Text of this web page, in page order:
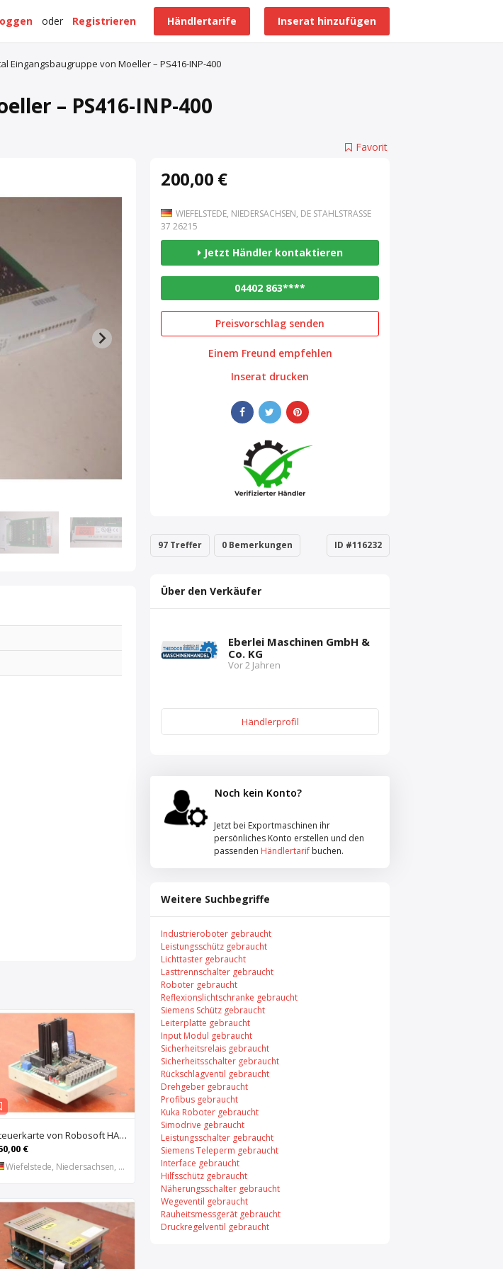
Inserat hinzufügen
Händlertarife
Registrieren
oder
Eingangsbaugruppe von Moeller – PS416-INP-400
– PS416-INP-400
Steuerkarte von Robosoft HACO – HACC 013 PPES 30135
€
Wiefelstede, Niedersachsen, DE
Favorit
200,00 €
WIEFELSTEDE, NIEDERSACHSEN, DE STAHLSTRASSE 3
7 26215
Jetzt Händler kontaktieren
04402 863****
Preisvorschlag senden
Einem Freund empfehlen
Inserat drucken
97 Treffer 0 Bemerkungen ID #116232
Über den Verkäufer
Eberlei Maschinen GmbH &
Co. KG
Vor 2 Jahren
Händlerprofil
Noch kein Konto?
Jetzt bei Exportmaschinen ihr
persönliches Konto erstellen und den
passenden Händlertarif buchen.
Weitere Suchbegriffe
Industrieroboter gebraucht
Leistungsschütz gebraucht
Lichttaster gebraucht
Lasttrennschalter gebraucht
Roboter gebraucht
Reflexionslichtschranke gebraucht
Siemens Schütz gebraucht
Leiterplatte gebraucht
Input Modul gebraucht
Sicherheitsrelais gebraucht
Sicherheitsschalter gebraucht
Rückschlagventil gebraucht
Drehgeber gebraucht
Profibus gebraucht
Kuka Roboter gebraucht
Simodrive gebraucht
Leistungsschalter gebraucht
Siemens Teleperm gebraucht
Interface gebraucht
Hilfsschütz gebraucht
Näherungsschalter gebraucht
Wegeventil gebraucht
Rauheitsmessgerät gebraucht
Druckregelventil gebraucht